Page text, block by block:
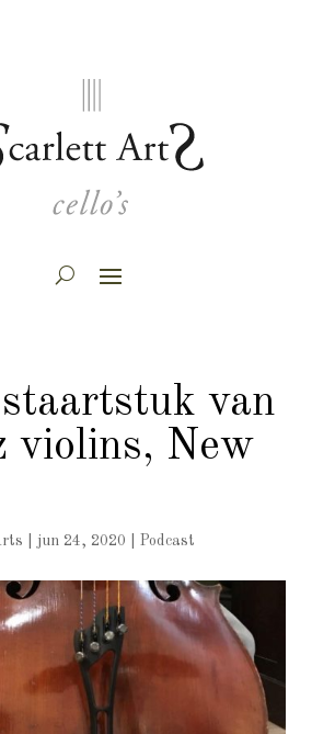
van
violins, New
jun 24, 2020 Podcast